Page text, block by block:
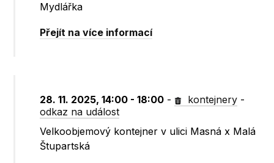
Mydlářka
Přejít na více informací
28. 11. 2025, 14:00 - 18:00 - kontejnery -
odkaz na událost
Velkoobjemový kontejner v ulici Masná x Malá
Štupartská